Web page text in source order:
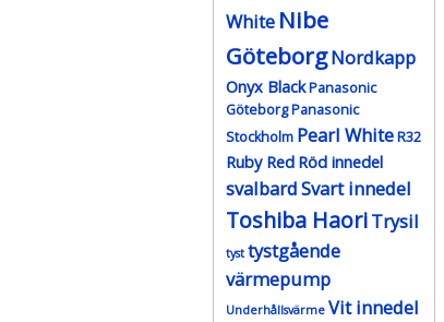
White Nibe
GöteborgNordkapp
Onyx Black Panasonic
Göteborg Panasonic
Stockholm Pearl White R32
Ruby Red Röd innedel
svalbardSvart innedel
Toshiba HaoriTrysil
tyst tystgående
värmepump
Underhållsvärme Vit innedel